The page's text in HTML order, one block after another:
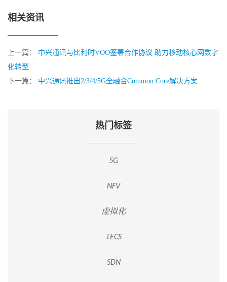
相关资讯
上一篇： 中兴通讯与比利时VOO签署合作协议 助力移动核心网数字
化转型
下一篇： 中兴通讯推出2/3/4/5G全融合Common Core解决方案
热门标签
5G
NFV
虚拟化
TECS
SDN